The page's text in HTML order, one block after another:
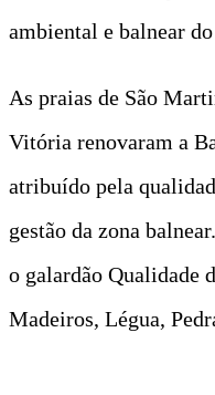
ambiental e balnear
As praias de São
Vitória renovaram a
atribuído pela
gestão da zona
o galardão Qualidade
Madeiros, Légua,